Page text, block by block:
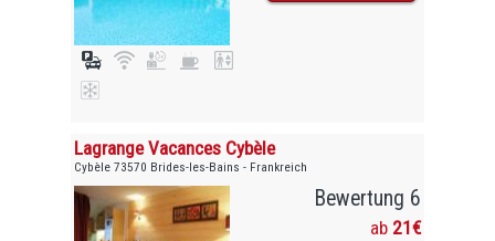
Lagrange Vacances Cybèle
Cybèle 73570 Brides-les-Bains - Frankreich
Bewertung 6
ab 21€